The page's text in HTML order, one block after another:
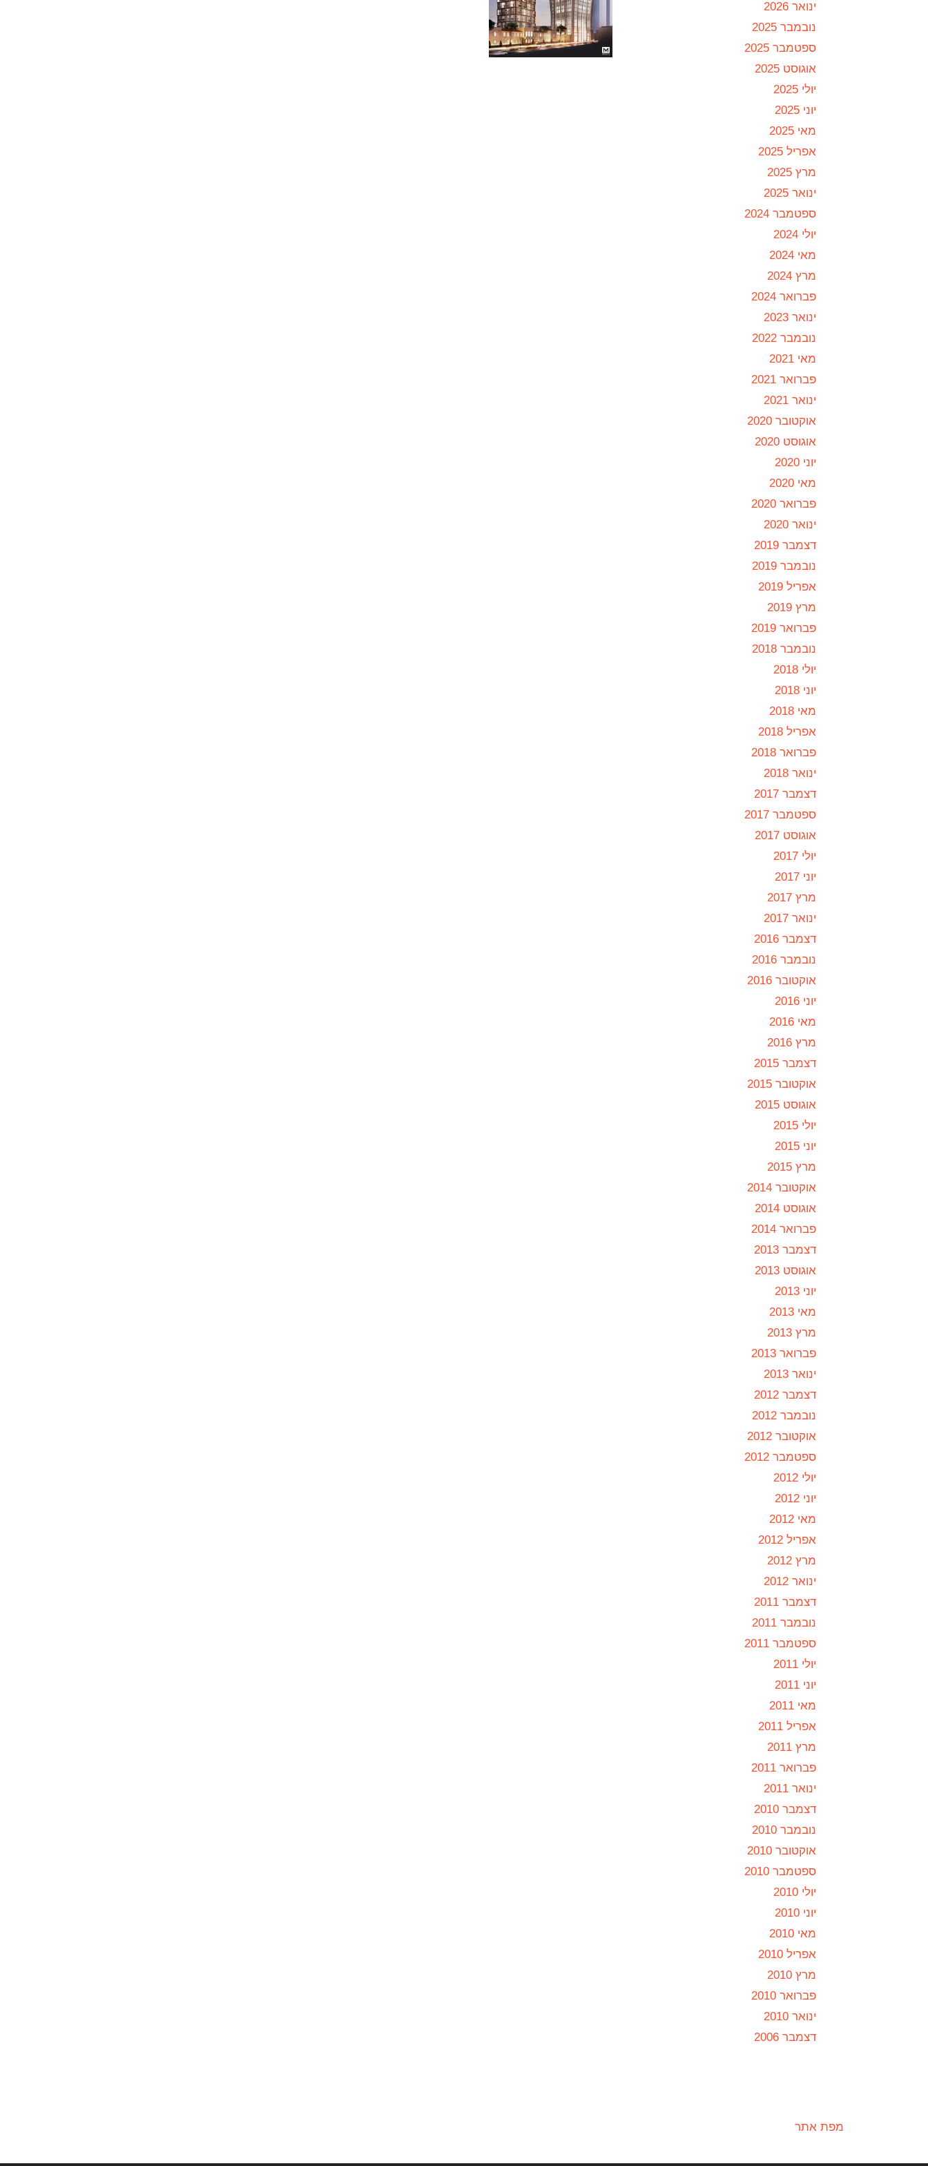
ינואר 2026
נובמבר 2025
ספטמבר 2025
אוגוסט 2025
יולי 2025
יוני 2025
מאי 2025
אפריל 2025
מרץ 2025
ינואר 2025
ספטמבר 2024
יולי 2024
מאי 2024
מרץ 2024
פברואר 2024
ינואר 2023
נובמבר 2022
מאי 2021
פברואר 2021
ינואר 2021
אוקטובר 2020
אוגוסט 2020
יוני 2020
מאי 2020
פברואר 2020
ינואר 2020
דצמבר 2019
נובמבר 2019
אפריל 2019
מרץ 2019
פברואר 2019
נובמבר 2018
יולי 2018
יוני 2018
מאי 2018
אפריל 2018
פברואר 2018
ינואר 2018
דצמבר 2017
ספטמבר 2017
אוגוסט 2017
יולי 2017
יוני 2017
מרץ 2017
ינואר 2017
דצמבר 2016
נובמבר 2016
אוקטובר 2016
יוני 2016
מאי 2016
מרץ 2016
דצמבר 2015
אוקטובר 2015
אוגוסט 2015
יולי 2015
יוני 2015
מרץ 2015
אוקטובר 2014
אוגוסט 2014
פברואר 2014
דצמבר 2013
אוגוסט 2013
יוני 2013
מאי 2013
מרץ 2013
פברואר 2013
ינואר 2013
דצמבר 2012
נובמבר 2012
אוקטובר 2012
ספטמבר 2012
יולי 2012
יוני 2012
מאי 2012
אפריל 2012
מרץ 2012
ינואר 2012
דצמבר 2011
נובמבר 2011
ספטמבר 2011
יולי 2011
יוני 2011
מאי 2011
אפריל 2011
מרץ 2011
פברואר 2011
ינואר 2011
דצמבר 2010
נובמבר 2010
אוקטובר 2010
ספטמבר 2010
יולי 2010
יוני 2010
מאי 2010
אפריל 2010
מרץ 2010
פברואר 2010
ינואר 2010
דצמבר 2006
מפת אתר